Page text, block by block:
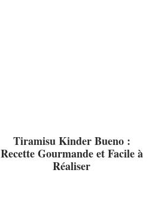
Tiramisu Kinder Bueno :
Recette Gourmande et Facile à
Réaliser